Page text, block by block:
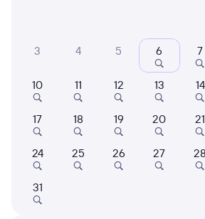
3 4 5 6 7
10 11 12 13 14
17 18 19 20 21
24 25 26 27 28
31